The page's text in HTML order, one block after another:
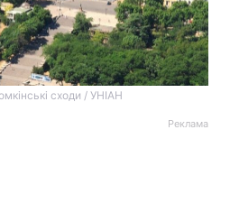
сходи / УНІАН
Реклама